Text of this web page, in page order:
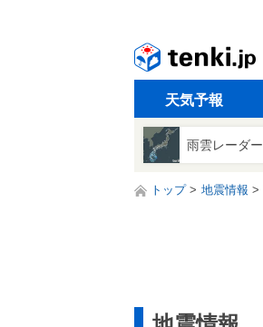
天気予報
雨雲レーダー
トップ 地震情報